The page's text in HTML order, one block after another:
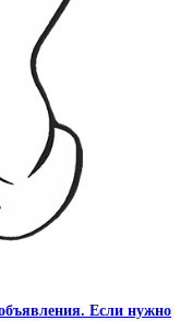
Если нужно